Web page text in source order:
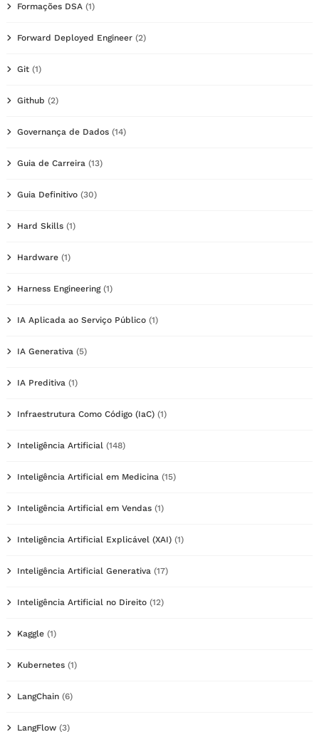
Formações DSA (1)
Forward Deployed Engineer (2)
Git (1)
Github (2)
Governança de Dados (14)
Guia de Carreira (13)
Guia Definitivo (30)
Hard Skills (1)
Hardware (1)
Harness Engineering(1)
IA Aplicada ao Serviço Público (1)
IA Generativa (5)
IA Preditiva (1)
Infraestrutura Como Código (IaC) (1)
Inteligência Artificial (148)
Inteligência Artificial em Medicina (15)
Inteligência Artificial em Vendas (1)
Inteligência Artificial Explicável (XAI) (1)
Inteligência Artificial Generativa (17)
Inteligência Artificial no Direito (12)
Kaggle (1)
Kubernetes (1)
LangChain (6)
LangFlow (3)